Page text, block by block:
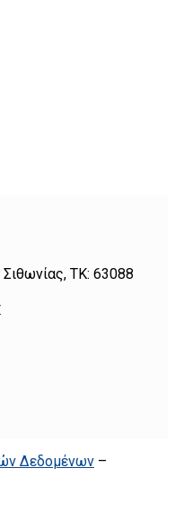
ΤΚ: 63088
Δεδομένων –